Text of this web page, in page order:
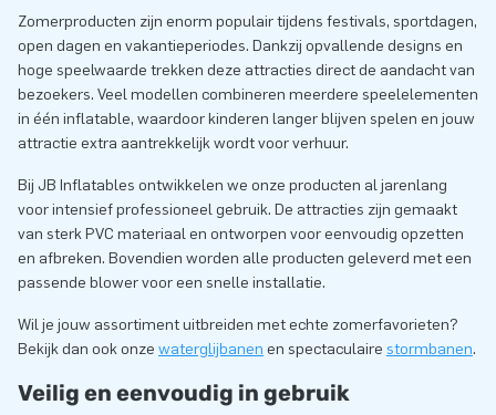
Zomerproducten zijn enorm populair tijdens festivals, sportdagen,
open dagen en vakantieperiodes. Dankzij opvallende designs en
hoge speelwaarde trekken deze attracties direct de aandacht van
bezoekers. Veel modellen combineren meerdere speelelementen
in één inflatable, waardoor kinderen langer blijven spelen en jouw
attractie extra aantrekkelijk wordt voor verhuur.
Bij JB Inflatables ontwikkelen we onze producten al jarenlang
voor intensief professioneel gebruik. De attracties zijn gemaakt
van sterk PVC materiaal en ontworpen voor eenvoudig opzetten
en afbreken. Bovendien worden alle producten geleverd met een
passende blower voor een snelle installatie.
Wil je jouw assortiment uitbreiden met echte zomerfavorieten?
Bekijk dan ook onze waterglijbanen en spectaculaire stormbanen.
Veilig en eenvoudig in gebruik